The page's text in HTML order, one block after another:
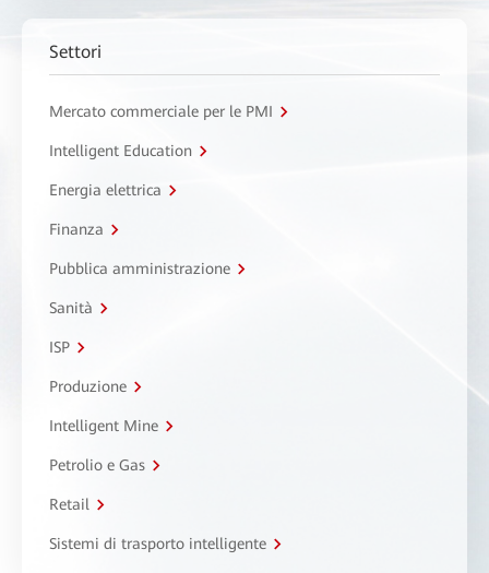
Settori
Mercato commerciale per le PMI
Intelligent Education
Energia elettrica
Finanza
Pubblica amministrazione
Sanità
ISP
Produzione
Intelligent Mine
Petrolio e Gas
Retail
Sistemi di trasporto intelligente